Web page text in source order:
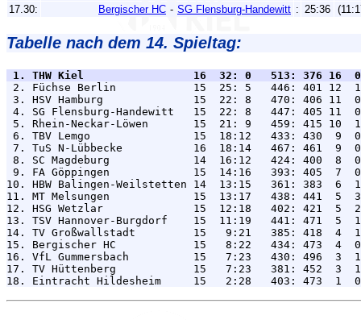
17.30:
Bergischer HC - SG Flensburg-Handewitt : 25:36
Tabelle nach dem 14. Spieltag:
1. THW Kiel                 16  32: 0   513: 376 16
2. Füchse Berlin            15  25: 5   446: 401 12
3. HSV Hamburg              15  22: 8   470: 406 11
4. SG Flensburg-Handewitt   15  22: 8   447: 405 11
5. Rhein-Neckar-Löwen       15  21: 9   459: 415 10
6. TBV Lemgo                15  18:12   433: 430  9
7. TuS N-Lübbecke           16  18:14   467: 461  9
8. SC Magdeburg             14  16:12   424: 400  8
9. FA Göppingen             15  14:16   393: 405  7
10. HBW Balingen-Weilstetten 14  13:15   361: 383  6
11. MT Melsungen             15  13:17   438: 441  5
12. HSG Wetzlar              15  12:18   402: 421  5
13. TSV Hannover-Burgdorf    15  11:19   441: 471  5
14. TV Großwallstadt         15   9:21   385: 418  4
15. Bergischer HC            15   8:22   434: 473  4
16. VfL Gummersbach          15   7:23   430: 496  3
17. TV Hüttenberg            15   7:23   381: 452  3